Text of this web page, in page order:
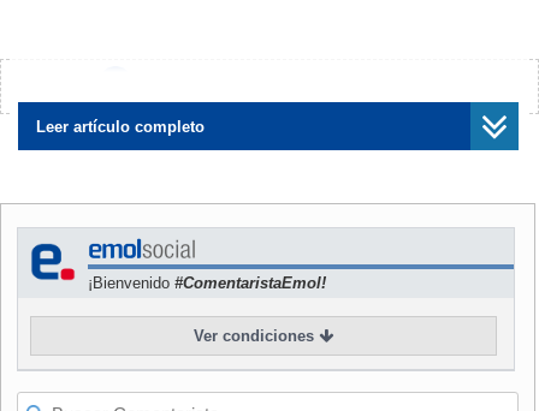
Portugal por la segunda semifinal de la Copa del Mundo.
Figo ya despidió del Mundial a otro colega y compañero, el
penales a Inglaterra en cuartos de final.
Después de ese choque el inglés hizo pública su renuncia
a la capitanía de su selección.
Zidane, por su parte, le dio la despedida a Raúl, Ronaldo y
Roberto Carlos, sus compañeros en Real Madrid, en la
victoria de Francia sobre España y Brasil.
Leer artículo completo
¡Bienvenido #ComentaristaEmol!
Ver condiciones